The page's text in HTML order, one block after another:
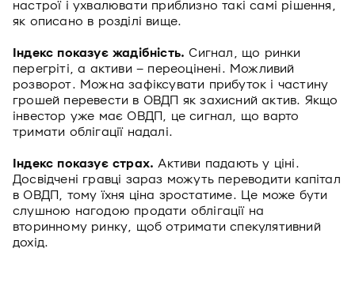
настрої і ухвалювати приблизно такі самі рішення,
як описано в розділі вище.
Індекс показує жадібність. Сигнал, що ринки
перегріті, а активи – переоцінені. Можливий
розворот. Можна зафіксувати прибуток і частину
грошей перевести в ОВДП як захисний актив. Якщо
інвестор уже має ОВДП, це сигнал, що варто
тримати облігації надалі.
Індекс показує страх. Активи падають у ціні.
Досвідчені гравці зараз можуть переводити капітал
в ОВДП, тому їхня ціна зростатиме. Це може бути
слушною нагодою продати облігації на
вторинному ринку, щоб отримати спекулятивний
дохід.